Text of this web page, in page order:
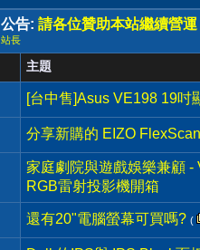
公告: 請各位贊助本站繼續營運
站長
主題
[台中售]Asus VE198 19吋
分享新購的 EIZO
家庭劇院與遊戲娛樂兼顧
RGB雷射投影機開箱
還有20"電腦螢幕可買嗎? (